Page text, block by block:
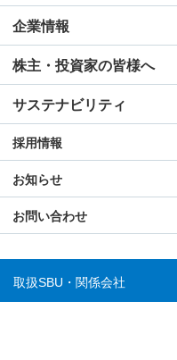
企業情報
株主・投資家の皆様へ
サステナビリティ
採用情報
お知らせ
お問い合わせ
取扱SBU・関係会社